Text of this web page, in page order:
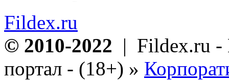
Fildex.ru
© 2010-2022 | Fildex.ru -
портал - (18+) »